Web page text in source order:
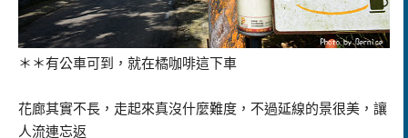
＊＊有公車可到，就在橘咖啡這下車
花廊其實不長，走起來真沒什麼難度，不過延線的景很美，讓
人流連忘返